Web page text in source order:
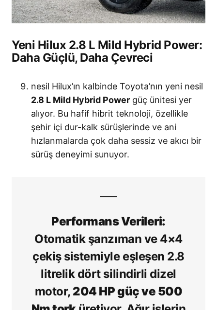
Yeni Hilux 2.8 L Mild Hybrid Power:
Daha Güçlü, Daha Çevreci
nesil Hilux’ın kalbinde Toyota’nın yeni nesil
2.8 L Mild Hybrid Power güç ünitesi yer
alıyor. Bu hafif hibrit teknoloji, özellikle
şehir içi dur-kalk sürüşlerinde ve ani
hızlanmalarda çok daha sessiz ve akıcı bir
sürüş deneyimi sunuyor.
Performans Verileri:
Otomatik şanzıman ve 4×4
çekiş sistemiyle eşleşen 2.8
litrelik dört silindirli dizel
motor, 204 HP güç ve 500